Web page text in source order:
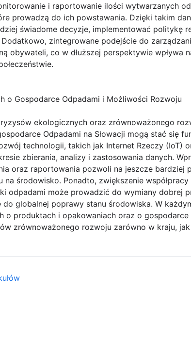
i raportowanie ilości wytwarzanych
prowadzą do ich powstawania. Dzięki takim
świadome decyzje, implementować politykę
zintegrowane podejście do
obywateli, co w dłuższej perspektywie wpływa
o Gospodarce Odpadami i Możliwości Rozwoju
ekologicznych oraz zrównoważonego
Odpadami na Słowacji mogą stać się
technologii, takich jak Internet Rzeczy (IoT)
zbierania, analizy i zastosowania danych.
oraz raportowania pozwoli na jeszcze bardziej
na środowisko. Ponadto, zwiększenie
odpadami może prowadzić do wymiany dobrej
globalnej poprawy stanu środowiska. W
o produktach i opakowaniach oraz o gospodarce
zrównoważonego rozwoju zarówno w kraju,